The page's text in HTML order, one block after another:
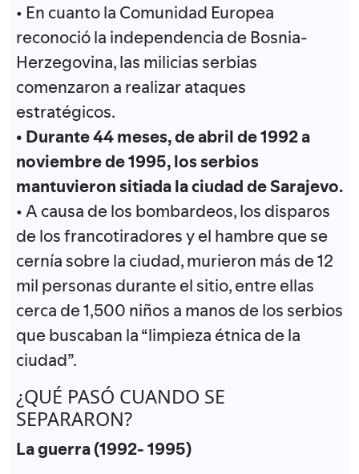
• En cuanto la Comunidad Europea
reconoció la independencia de Bosnia-
Herzegovina, las milicias serbias
comenzaron a realizar ataques
estratégicos.
• Durante 44 meses, de abril de 1992 a
noviembre de 1995, los serbios
mantuvieron sitiada la ciudad de Sarajevo.
• A causa de los bombardeos, los disparos
de los francotiradores y el hambre que se
cernía sobre la ciudad, murieron más de 12
mil personas durante el sitio, entre ellas
cerca de 1,500 niños a manos de los serbios
que buscaban la “limpieza étnica de la
ciudad”.
¿QUÉ PASÓ CUANDO SE
SEPARARON?
La guerra (1992- 1995)